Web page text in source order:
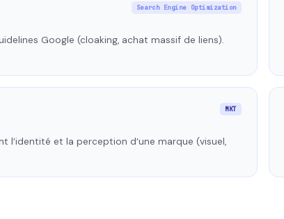
Search Engine Optimization
Google (cloaking, achat massif de liens).
MKT
l’identité et la perception d’une marque (visuel,